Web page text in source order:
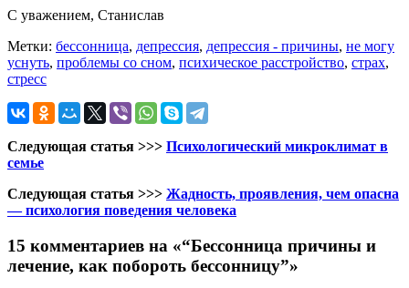
С уважением, Станислав
Метки: бессонница, депрессия, депрессия - причины, не могу
уснуть, проблемы со сном, психическое расстройство, страх,
стресс
Следующая статья >>> Психологический микроклимат в
семье
Следующая статья >>> Жадность, проявления, чем опасна
— психология поведения человека
15 комментариев на «“Бессонница причины и
лечение, как побороть бессонницу”»